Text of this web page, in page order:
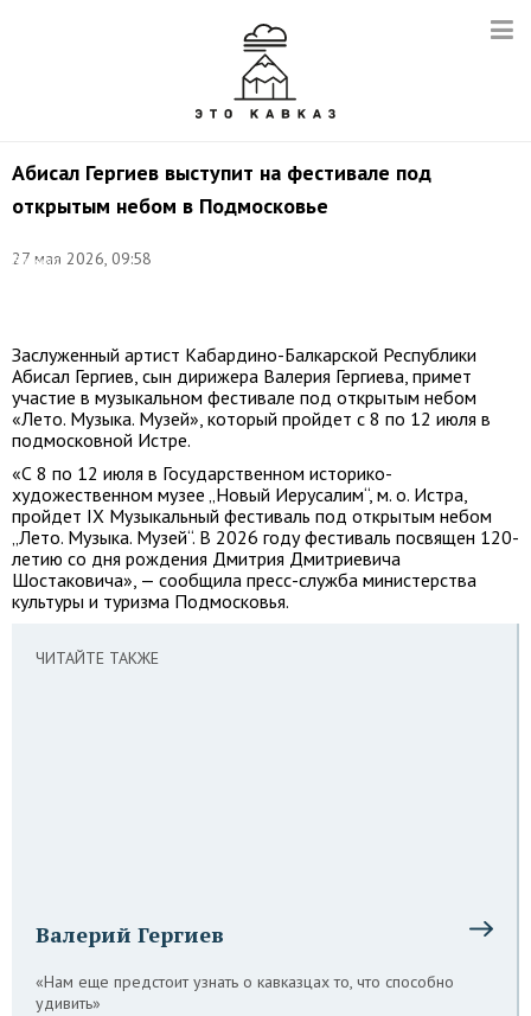
Абисал Гергиев выступит на фестивале под
открытым небом в Подмосковье
27 мая 2026, 09:58
Валерий
Заслуженный артист Кабардино-Балкарской Республики
Абисал Гергиев, сын дирижера Валерия Гергиева, примет
участие в музыкальном фестивале под открытым небом
«Лето. Музыка. Музей», который пройдет с 8 по 12 июля в
подмосковной Истре.
«С 8 по 12 июля в Государственном историко-
художественном музее „Новый Иерусалим“, м. о. Истра,
пройдет IX Музыкальный фестиваль под открытым небом
„Лето. Музыка. Музей“. В 2026 году фестиваль посвящен 120-
летию со дня рождения Дмитрия Дмитриевича
Шостаковича», — сообщила пресс-служба министерства
культуры и туризма Подмосковья.
ЧИТАЙТЕ ТАКЖЕ
Валерий Гергиев
«Нам еще предстоит узнать о кавказцах то, что способно
удивить»